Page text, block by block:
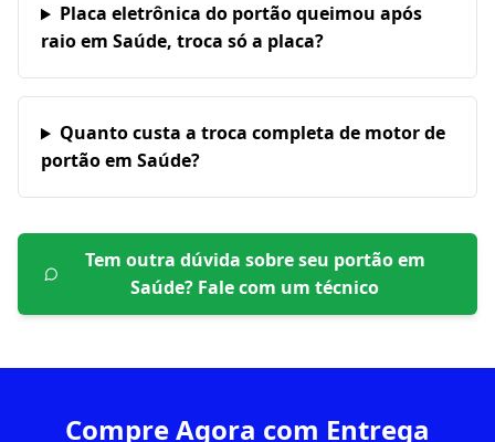
Placa eletrônica do portão queimou após
raio em Saúde, troca só a placa?
Quanto custa a troca completa de motor de
portão em Saúde?
Tem outra dúvida sobre seu portão em
Saúde? Fale com um técnico
Compre Agora com Entrega